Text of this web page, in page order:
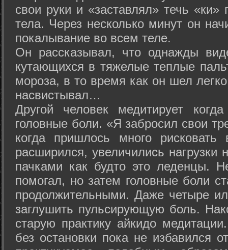
свои руки и «заставлял» течь «ки»
тела. Через несколько минут он
покалывание во всем теле.
Он рассказывал, что однажды
кутающихся в тяжелые теплые
мороза, в то время как он шел
насвистывал…
Другой человек медитирует
головные боли. «Я забросил свои
когда пришлось много
расширился, увеличились нагрузки
пачками как будто это леденцы.
помогал, но затем головные боли
продолжительными. Даже четыре
заглушить пульсирующую боль.
старую практику айкидо
без остановки пока не избавился